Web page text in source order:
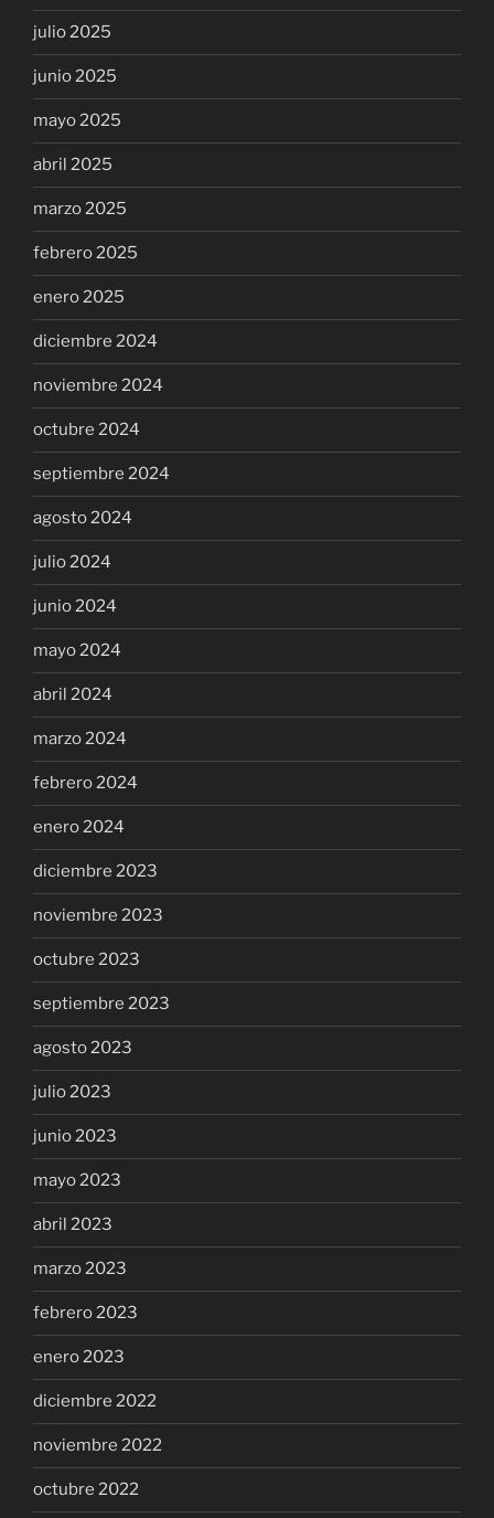
julio 2025
junio 2025
mayo 2025
abril 2025
marzo 2025
febrero 2025
enero 2025
diciembre 2024
noviembre 2024
octubre 2024
septiembre 2024
agosto 2024
julio 2024
junio 2024
mayo 2024
abril 2024
marzo 2024
febrero 2024
enero 2024
diciembre 2023
noviembre 2023
octubre 2023
septiembre 2023
agosto 2023
julio 2023
junio 2023
mayo 2023
abril 2023
marzo 2023
febrero 2023
enero 2023
diciembre 2022
noviembre 2022
octubre 2022